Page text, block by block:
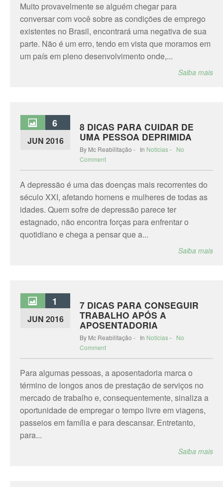
Muito provavelmente se alguém chegar para
conversar com você sobre as condições de emprego
existentes no Brasil, encontrará uma negativa de sua
parte. Não é um erro, tendo em vista que moramos em
um país em pleno desenvolvimento onde,...
Saiba mais
6
JUN 2016
8 DICAS PARA CUIDAR DE
UMA PESSOA DEPRIMIDA
By Mc Reabilitação - In Notícias- No
Comment
A depressão é uma das doenças mais recorrentes do
século XXI, afetando homens e mulheres de todas as
idades. Quem sofre de depressão parece ter
estagnado, não encontra forças para enfrentar o
quotidiano e chega a pensar que a...
Saiba mais
1
JUN 2016
7 DICAS PARA CONSEGUIR
TRABALHO APÓS A
APOSENTADORIA
By Mc Reabilitação - In Notícias- No
Comment
Para algumas pessoas, a aposentadoria marca o
término de longos anos de prestação de serviços no
mercado de trabalho e, consequentemente, sinaliza a
oportunidade de empregar o tempo livre em viagens,
passeios em família e para descansar. Entretanto,
para...
Saiba mais